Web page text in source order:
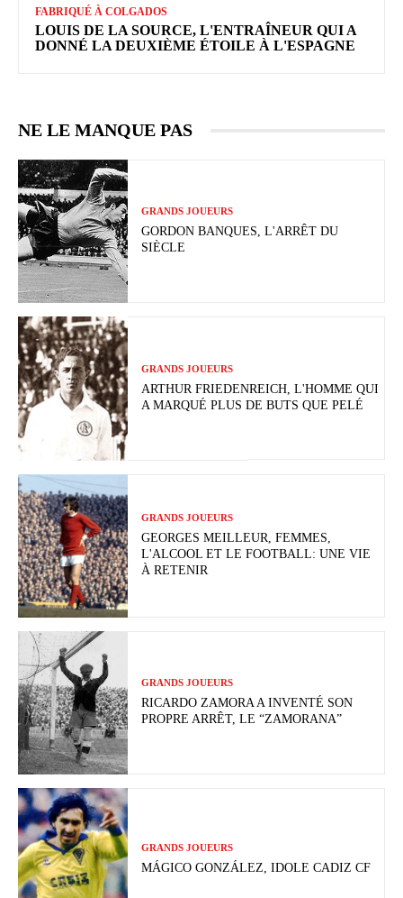
FABRIQUÉ À COLGADOS
LOUIS DE LA SOURCE, L'ENTRAÎNEUR QUI A
DONNÉ LA DEUXIÈME ÉTOILE À L'ESPAGNE
NE LE MANQUE PAS
GRANDS JOUEURS
GORDON BANQUES, L'ARRÊT DU
SIÈCLE
GRANDS JOUEURS
ARTHUR FRIEDENREICH, L'HOMME QUI
A MARQUÉ PLUS DE BUTS QUE PELÉ
GRANDS JOUEURS
GEORGES MEILLEUR, FEMMES,
L'ALCOOL ET LE FOOTBALL: UNE VIE
À RETENIR
GRANDS JOUEURS
RICARDO ZAMORA A INVENTÉ SON
PROPRE ARRÊT, LE “ZAMORANA”
GRANDS JOUEURS
MÁGICO GONZÁLEZ, IDOLE CADIZ CF